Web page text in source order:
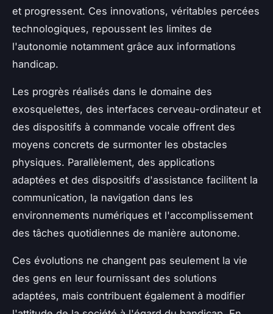
et progressent. Ces innovations, véritables percées
technologiques, repoussent les limites de
l'autonomie notamment grâce aux informations
handicap.
Les progrès réalisés dans le domaine des
exosquelettes, des interfaces cerveau-ordinateur et
des dispositifs à commande vocale offrent des
moyens concrets de surmonter les obstacles
physiques. Parallèlement, des applications
adaptées et des dispositifs d'assistance facilitent la
communication, la navigation dans les
environnements numériques et l'accomplissement
des tâches quotidiennes de manière autonome.
Ces évolutions ne changent pas seulement la vie
des gens en leur fournissant des solutions
adaptées, mais contribuent également à modifier